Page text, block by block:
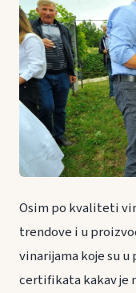
Osim po kvaliteti
trendove i u
vinarijama koje su
certifikata kakav je